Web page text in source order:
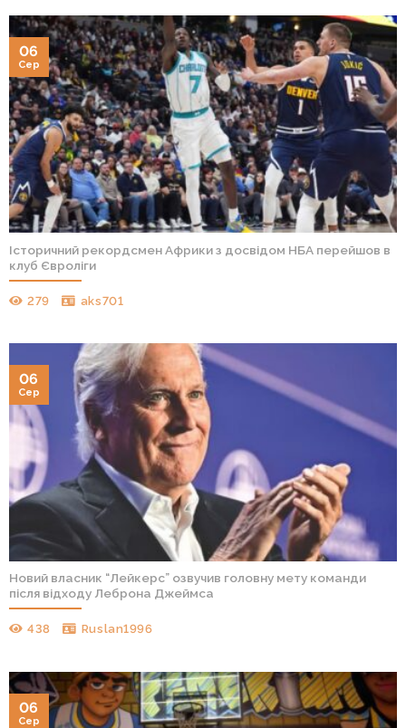
Історичний рекордсмен Африки з досвідом НБА перейшов в
клуб Євроліги
279 aks701
06
Сер
Новий власник “Лейкерс” озвучив головну мету команди
після відходу Леброна Джеймса
438 Ruslan1996
06
Сер
06
Сер